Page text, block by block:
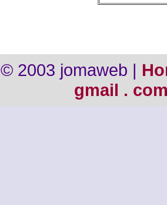
© 2003 jomaweb |
gmail .